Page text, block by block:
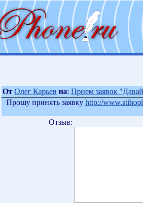
От Олег Карьев на: Прием заявок
Прошу принять заявку http://
Отзыв: